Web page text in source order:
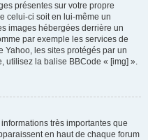
présentes sur votre propre
celui-ci soit en lui-même un
images hébergées derrière un
par exemple les services de
Yahoo, les sites protégés par un
utilisez la balise BBCode « [img] ».
très importantes que
en haut de chaque forum